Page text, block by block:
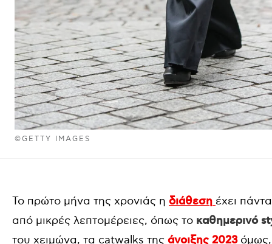
©GETTY IMAGES
Το πρώτο μήνα της χρονιάς η διάθεση έχει
από μικρές λεπτομέρειες, όπως το καθημερινό
του χειμώνα, τα catwalks της άνοιξης 2023όμως,